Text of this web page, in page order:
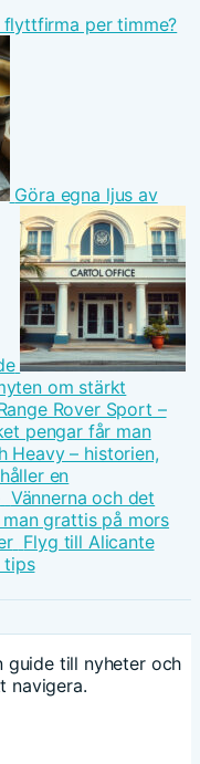
flyttfirma per timme?
Göra egna ljus av
om stärkt
Rover Sport –
pengar får man
Heavy – historien,
en
Vännerna och det
man grattis på mors
Flyg till Alicante
tips
guide till nyheter och
navigera.